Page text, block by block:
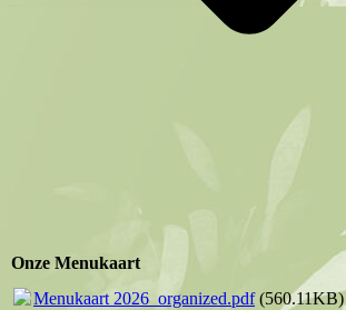
Onze Menukaart
Menukaart 2026_organized.pdf(560.11KB)